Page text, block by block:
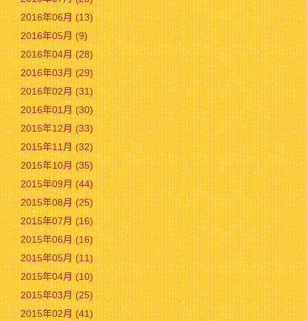
2016年06月 (13)
2016年05月 (9)
2016年04月 (28)
2016年03月 (29)
2016年02月 (31)
2016年01月 (30)
2015年12月 (33)
2015年11月 (32)
2015年10月 (35)
2015年09月 (44)
2015年08月 (25)
2015年07月 (16)
2015年06月 (16)
2015年05月 (11)
2015年04月 (10)
2015年03月 (25)
2015年02月 (41)